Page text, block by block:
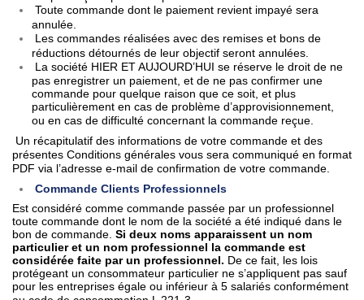
Toute commande dont le paiement revient impayé sera
annulée.
Les commandes réalisées avec des remises et bons de
réductions détournés de leur objectif seront annulées.
La société HIER ET AUJOURD’HUI se réserve le droit de ne
pas enregistrer un paiement, et de ne pas confirmer une
commande pour quelque raison que ce soit, et plus
particulièrement en cas de problème d’approvisionnement,
ou en cas de difficulté concernant la commande reçue.
Un récapitulatif des informations de votre commande et des
présentes Conditions générales vous sera communiqué en format
PDF via l’adresse e-mail de confirmation de votre commande.
Commande Clients Professionnels
Est considéré comme commande passée par un professionnel
toute commande dont le nom de la société a été indiqué dans le
bon de commande. Si deux noms apparaissent un nom
particulier et un nom professionnel la commande est
considérée faite par un professionnel. De ce fait, les lois
protégeant un consommateur particulier ne s’appliquent pas sauf
pour les entreprises égale ou inférieur à 5 salariés conformément